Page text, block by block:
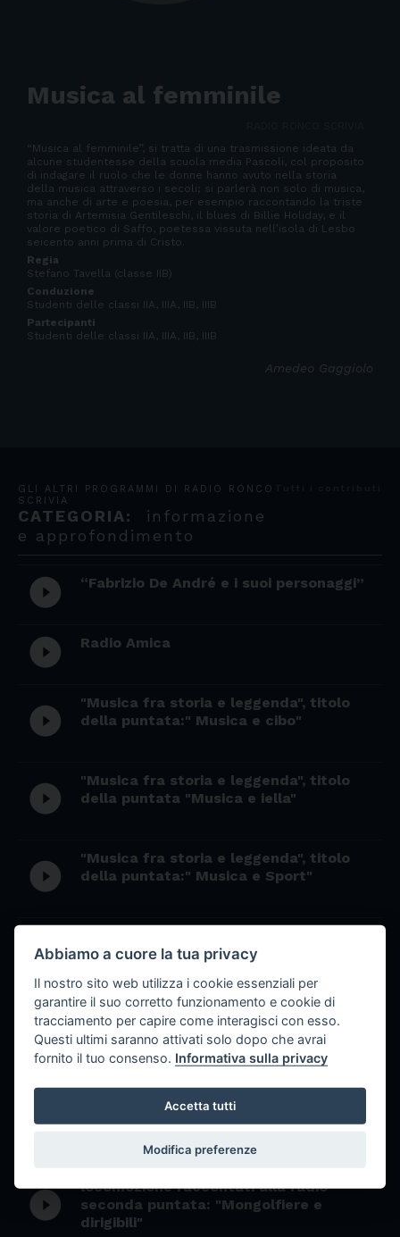
Musica al femminile
“Musica al femminile”, si tratta di una trasmissione ideata da
alcune studentesse della scuola media Pascoli, col proposito
di indagare il ruolo che le donne hanno avuto nella storia
della musica attraverso i secoli; si parlerà non solo di musica,
ma anche di arte e poesia, per esempio raccontando la triste
storia di Artemisia Gentileschi, il blues di Billie Holiday, e il
valore poetico di Saffo, poetessa vissuta nell’isola di Lesbo
seicento anni prima di Cristo.
Regia
Stefano Tavella (classe IIB)
Conduzione
Studenti delle classi IIA, IIIA, IIB, IIIB
Partecipanti
Studenti delle classi IIA, IIIA, IIB, IIIB
Amedeo Gaggiolo
GLI ALTRI PROGRAMMI DI RADIO RONCO
SCRIVIA
CATEGORIA:
informazione
e approfondimento
play_circle_filled “Fabrizio De André e i suoi personaggi”
play_circle_filled Radio Amica
play_circle_filled
"Musica fra storia e leggenda", titolo
della puntata:" Musica e cibo"
play_circle_filled
"Musica fra storia e leggenda", titolo
della puntata "Musica e iella"
play_circle_filled
"Musica fra storia e leggenda", titolo
della puntata:" Musica e Sport"
play_circle_filled
play_circle_filled
“Incidere le emozioni, ovvero l’arte di
Tranquillo Marangoni, raccontata dal
figlio Aldo”
"Musica fra storia e leggenda", titolo
della puntata "Luce e buio"
play_circle_filled
locomozione raccontati alla radio"
seconda puntata: "Mongolfiere e
dirigibili"
Abbiamo a cuore la tua privacy
Il nostro sito web utilizza i cookie essenziali per
garantire il suo corretto funzionamento e cookie di
tracciamento per capire come interagisci con esso.
Questi ultimi saranno attivati solo dopo che avrai
fornito il tuo consenso. Informativa sulla privacy
Accetta tutti
Modifica preferenze